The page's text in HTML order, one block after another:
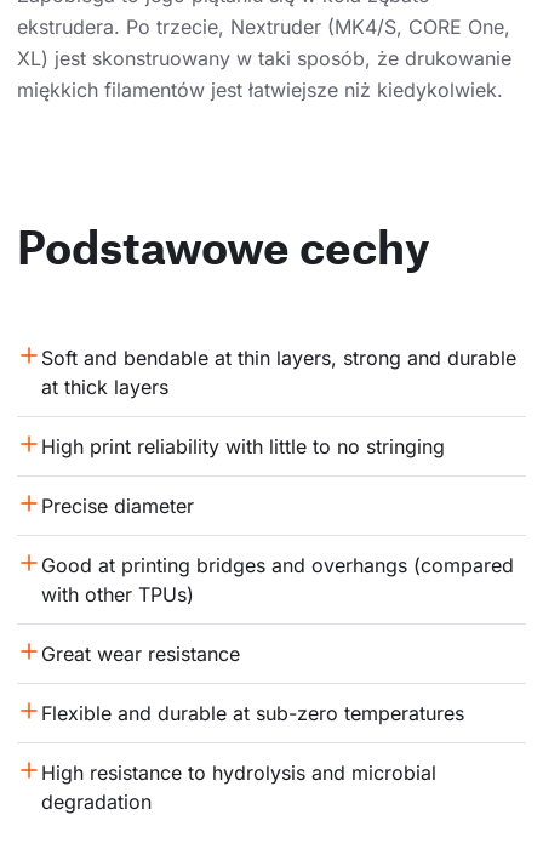
ekstrudera. Po trzecie, Nextruder (MK4/S, CORE One,
XL) jest skonstruowany w taki sposób, że drukowanie
miękkich filamentów jest łatwiejsze niż kiedykolwiek.
Podstawowe cechy
Soft and bendable at thin layers, strong and durable
at thick layers
High print reliability with little to no stringing
Precise diameter
Good at printing bridges and overhangs (compared
with other TPUs)
Great wear resistance
Flexible and durable at sub-zero temperatures
High resistance to hydrolysis and microbial
degradation